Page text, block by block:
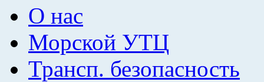
О нас
Морской УТЦ
Трансп. безопасность